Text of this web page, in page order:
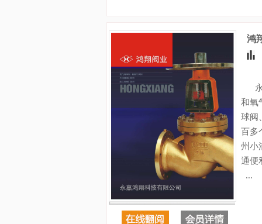
鸿
永
和氧
球阀
百多
州小
通便
...